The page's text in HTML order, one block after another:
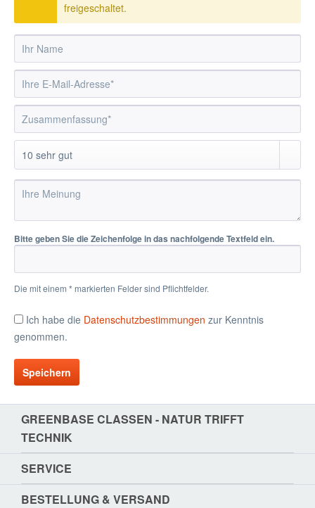
freigeschaltet.
Bitte geben Sie die Zeichenfolge in das nachfolgende Textfeld ein.
Die mit einem * markierten Felder sind Pflichtfelder.
Ich habe die Datenschutzbestimmungen zur Kenntnis
genommen.
Speichern
GREENBASE CLASSEN - NATUR TRIFFT T
ECHNIK
SERVICE
BESTELLUNG & VERSAND